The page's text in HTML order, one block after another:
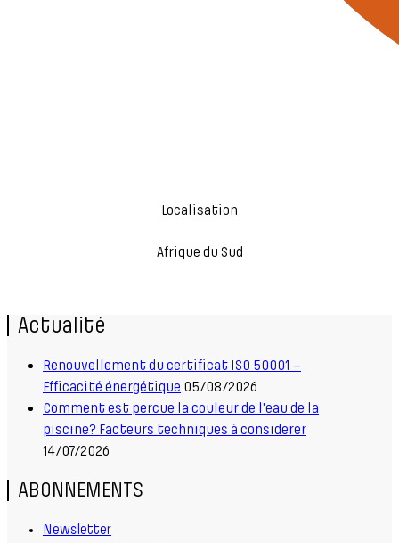
Localisation
Afrique du Sud
Actualité
Renouvellement du certificat ISO 50001 –
Efficacité énergétique 05/08/2026
Comment est percue la couleur de l'eau de la
piscine? Facteurs techniques à considerer
14/07/2026
ABONNEMENTS
Newsletter